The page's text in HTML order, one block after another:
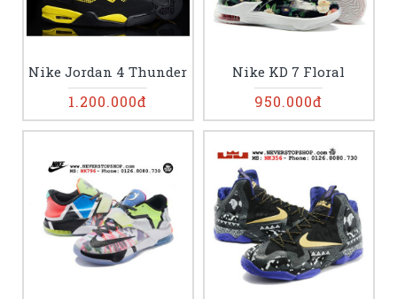
Nike Jordan 4 Thunder
1.200.000đ
Nike KD 7 Floral
950.000đ